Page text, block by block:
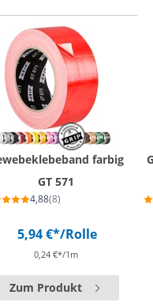
farbig
GT 571
4,88(8)
5,94 €*/Rolle
0,24 €*/1m
Zum Produkt